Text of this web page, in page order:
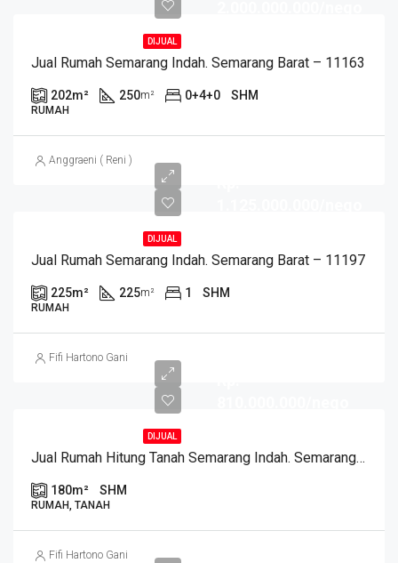
DIJUAL
Jual Rumah Semarang Indah. Semarang Barat – 11163
202m² 250m² 0+4+0 SHM
RUMAH
Anggraeni ( Reni )
DIJUAL
Jual Rumah Semarang Indah. Semarang Barat – 11197
225m² 225m² 1 SHM
RUMAH
Fifi Hartono Gani
DIJUAL
Jual Rumah Hitung Tanah Semarang Indah. Semarang Barat – 11196
180m² SHM
RUMAH, TANAH
Fifi Hartono Gani